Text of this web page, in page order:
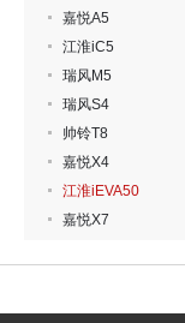
嘉悦A5
江淮iC5
瑞风M5
瑞风S4
帅铃T8
嘉悦X4
江淮iEVA50
嘉悦X7